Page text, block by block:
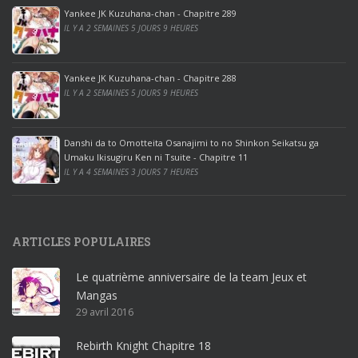
p
r
o
o
ff
i
c
e
2
0
1
r
o
ff
i
c
e
Yankee JK Kuzuhana-chan - Chapitre 289
IL Y A 2 SEMAINES 5 JOURS 9 HEURES
Yankee JK Kuzuhana-chan - Chapitre 288
IL Y A 2 SEMAINES 5 JOURS 9 HEURES
Danshi da to Omotteita Osanajimi to no Shinkon Seikatsu ga
Umaku Ikisugiru Ken ni Tsuite - Chapitre 11
IL Y A 4 SEMAINES 3 JOURS 7 HEURES
ARTICLES POPULAIRES
Le quatrième anniversaire de la team Jeux et
Mangas
29 avril 2016
Rebirth Knight Chapitre 18